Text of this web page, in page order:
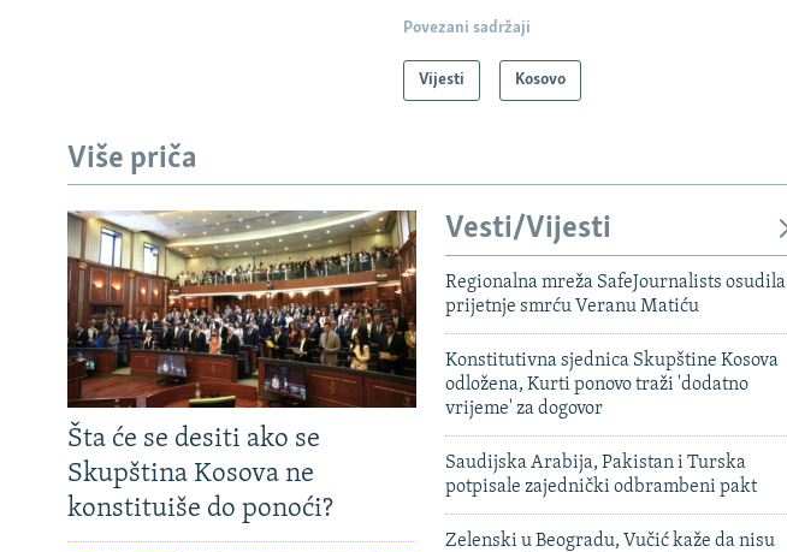
Povezani sadržaji
Vijesti Kosovo
Više priča
Šta će se desiti ako se
Skupština Kosova ne
konstituiše do ponoći?
Vesti/Vijesti
Regionalna mreža SafeJournalists osudila
prijetnje smrću Veranu Matiću
Konstitutivna sjednica Skupštine Kosova
odložena, Kurti ponovo traži 'dodatno
vrijeme' za dogovor
Saudijska Arabija, Pakistan i Turska
potpisale zajednički odbrambeni pakt
Zelenski u Beogradu, Vučić kaže da nisu